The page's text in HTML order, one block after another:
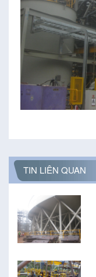
TIN LIÊN QUAN